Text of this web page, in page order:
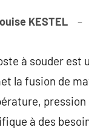
KESTEL
à souder est
la fusion de
pression
à des